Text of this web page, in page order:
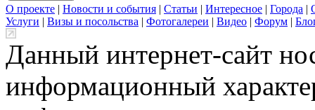
О проекте | Новости и события | Статьи | Интересное | Города |
Услуги | Визы и посольства | Фотогалереи | Видео | Форум |
Данный интернет-сайт
информационный